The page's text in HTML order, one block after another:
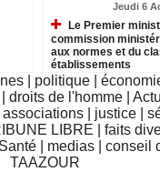
Jeudi 6
Le Premier
commission
aux normes et du
établissements
politique
|droits de l'homme |
associations justice
LIBRE
faits
Santé medias |conseil
TAAZOUR